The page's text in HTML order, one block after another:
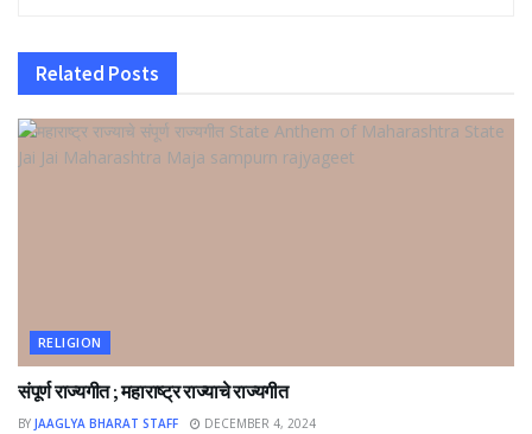
Related Posts
RELIGION
संपूर्ण राज्यगीत ; महाराष्ट्र राज्याचे राज्यगीत
BY JAAGLYA BHARAT STAFF DECEMBER 4, 2024